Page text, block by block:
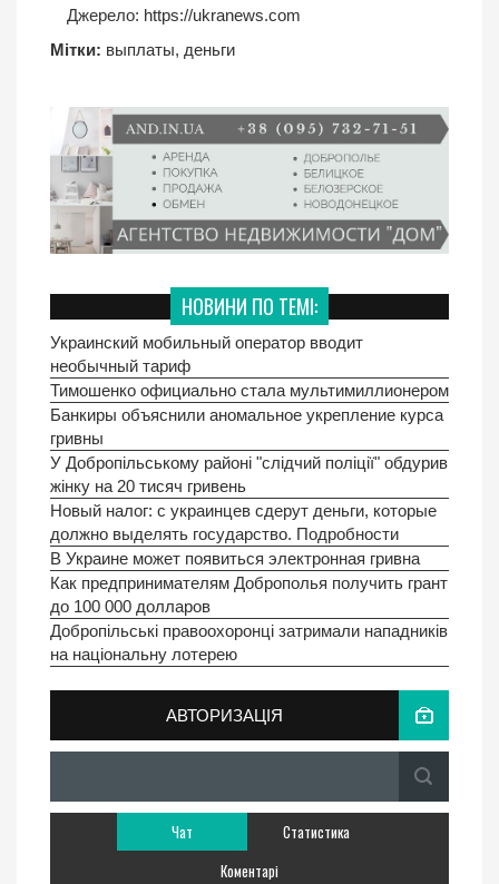
Джерело: https://ukranews.com
Мітки: выплаты, деньги
НОВИНИ ПО ТЕМІ:
Украинский мобильный оператор вводит
необычный тариф
Тимошенко официально стала мультимиллионером
Банкиры объяснили аномальное укрепление курса
гривны
У Добропільському районі "слідчий поліції" обдурив
жінку на 20 тисяч гривень
Новый налог: с украинцев сдерут деньги, которые
должно выделять государство. Подробности
В Украине может появиться электронная гривна
Как предпринимателям Доброполья получить грант
до 100 000 долларов
Добропільські правоохоронці затримали нападників
на національну лотерею
АВТОРИЗАЦІЯ
Чат
Статистика
Коментарі